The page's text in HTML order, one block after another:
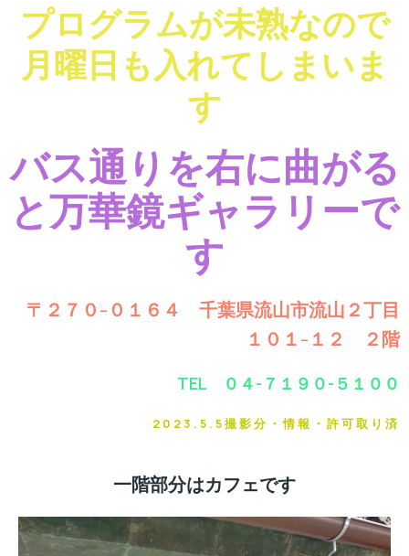
プログラムが未熟なので
月曜日も入れてしまいま
す
バス通りを右に曲がる
と万華鏡ギャラリーで
す
〒２７０-０１６４ 千葉県流山市流山２丁目
１０１-１２ ２階
TEL ０４-７１９０-５１００
2023.5.5撮影分・情報・許可取り済
一階部分はカフェです